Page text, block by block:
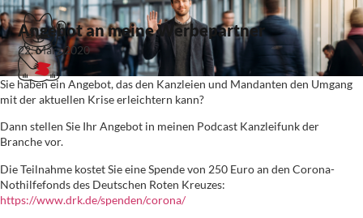
Angebot an meine Werbepartner
22. März 2020
Sie haben ein Angebot, das den Kanzleien und Mandanten den Umgang
mit der aktuellen Krise erleichtern kann?
Dann stellen Sie Ihr Angebot in meinen Podcast Kanzleifunk der
Branche vor.
Die Teilnahme kostet Sie eine Spende von 250 Euro an den Corona-
Nothilfefonds des Deutschen Roten Kreuzes:
https://www.drk.de/spenden/corona/